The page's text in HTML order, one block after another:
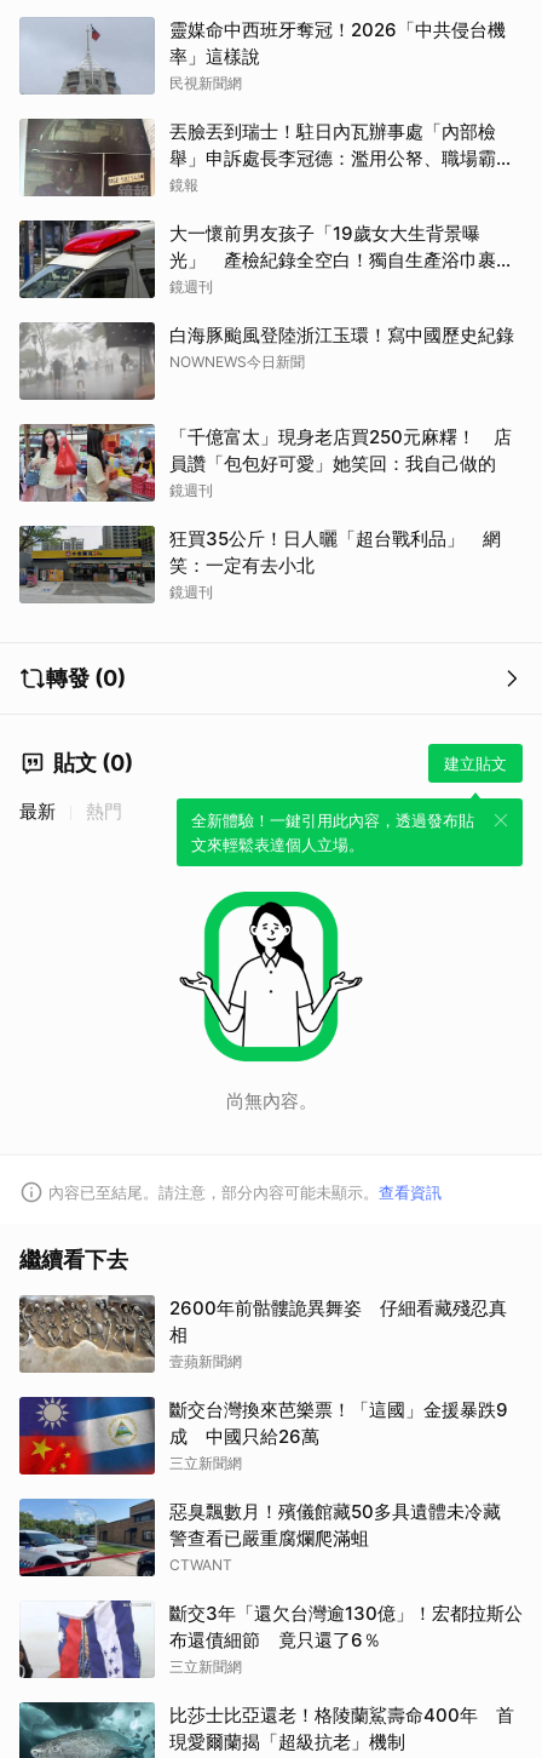
靈媒命中西班牙奪冠！2026「中共侵台機
率」這樣說
民視新聞網
丟臉丟到瑞士！駐日內瓦辦事處「內部檢
舉」申訴處長李冠德：濫用公帑、職場霸
凌、超速仔拒繳罰單 外交部要查了
鏡報
大一懷前男友孩子「19歲女大生背景曝
光」 產檢紀錄全空白！獨自生產浴巾裹嬰
屍藏家5天
鏡週刊
白海豚颱風登陸浙江玉環！寫中國歷史紀錄
NOWNEWS今日新聞
「千億富太」現身老店買250元麻糬！ 店
員讚「包包好可愛」她笑回：我自己做的
鏡週刊
狂買35公斤！日人曬「超台戰利品」 網
笑：一定有去小北
鏡週刊
轉發 (0)
貼文 (0) 建立貼文
全新體驗！一鍵引用此內容，透過發布貼
文來輕鬆表達個人立場。
最新 熱門
尚無內容。
內容已至結尾。請注意，部分內容可能未顯示。 查看資訊
繼續看下去
2600年前骷髏詭異舞姿 仔細看藏殘忍真
相
壹蘋新聞網
斷交台灣換來芭樂票！「這國」金援暴跌9
成 中國只給26萬
三立新聞網
惡臭飄數月！殯儀館藏50多具遺體未冷藏
警查看已嚴重腐爛爬滿蛆
CTWANT
斷交3年「還欠台灣逾130億」！宏都拉斯公
布還債細節 竟只還了6％
三立新聞網
比莎士比亞還老！格陵蘭鯊壽命400年 首
現愛爾蘭揭「超級抗老」機制